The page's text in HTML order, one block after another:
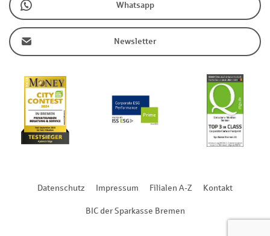
Whatsapp
Newsletter
Datenschutz Impressum Filialen A-Z Kontakt
BIC der Sparkasse Bremen